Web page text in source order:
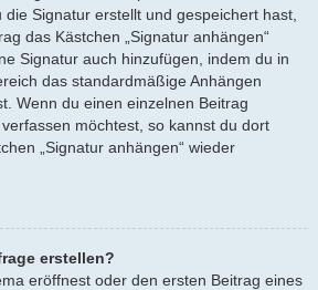
Signatur erstellt und gespeichert hast,
das Kästchen „Signatur anhängen“
Signatur auch hinzufügen, indem du in
das standardmäßige Anhängen
Wenn du einen einzelnen Beitrag
möchtest, so kannst du dort
„Signatur anhängen“ wieder
erstellen?
eröffnest oder den ersten Beitrag eines